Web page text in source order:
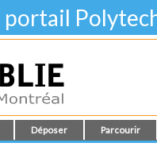
portail
Déposer Parcourir